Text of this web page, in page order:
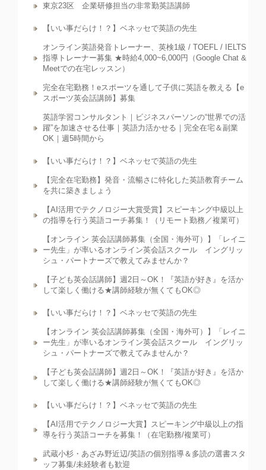
東京23区 企業研修担当の非常勤英語講師
【いい事だらけ！？】ベネッセで英語の先生
オンライン英語発音トレーナー、英検1級 / TOEFL / IELTS
指導トレーナー募集 ★時給4,000~6,000円（Google Chat &
Meetでの在宅レッスン）
完全在宅勤務！eスポーツを通して子供に英語を教える【e
スポーツ英会話講師】募集
英語学習コンサルタント｜ビジネスパーソンの“世界での活
躍”を加速させる仕事｜英語力活かせる｜完全在宅＆副業
OK｜週5時間から
【いい事だらけ！？】ベネッセで英語の先生
【完全在宅勤務】発音・流暢さに特化した英語教育チーム
を共に築きましょう
【AI活用でテクノロジー大賞受賞】スピーキング中級以上
の指導を行う英語コーチ募集！（リモート勤務／複業可）
【オンライン 英会話講師募集（全国・海外可）】「レイニ
ー先生」が率いるオンライン英会話スクール イングリッ
シュ・パートナーズで教えてみませんか？
【子ども英会話講師】週2日～OK！『英語が好き』を活か
して楽しく働ける★講師経験が無くてもOK◎
【いい事だらけ！？】ベネッセで英語の先生
【オンライン 英会話講師募集（全国・海外可）】「レイニ
ー先生」が率いるオンライン英会話スクール イングリッ
シュ・パートナーズで教えてみませんか？
【子ども英会話講師】週2日～OK！『英語が好き』を活か
して楽しく働ける★講師経験が無くてもOK◎
【いい事だらけ！？】ベネッセで英語の先生
【AI活用でテクノロジー大賞】スピーキング中級以上の指
導を行う英語コーチを募集！（在宅勤務/複業可）
武蔵小杉・あざみ野近辺/英語の個別指導＆多読の選書スタ
ッフ募集/未経験者も歓迎